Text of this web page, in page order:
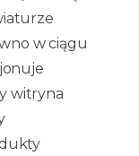
w ciągu
witryna